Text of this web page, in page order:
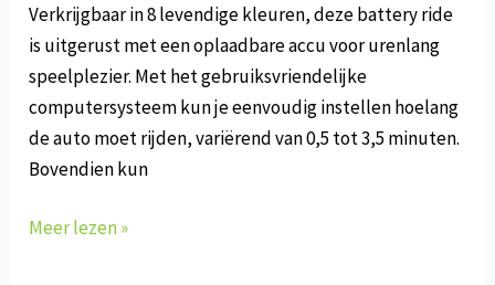
Verkrijgbaar in 8 levendige kleuren, deze battery ride
is uitgerust met een oplaadbare accu voor urenlang
speelplezier. Met het gebruiksvriendelijke
computersysteem kun je eenvoudig instellen hoelang
de auto moet rijden, variërend van 0,5 tot 3,5 minuten.
Bovendien kun
F-
Meer lezen »